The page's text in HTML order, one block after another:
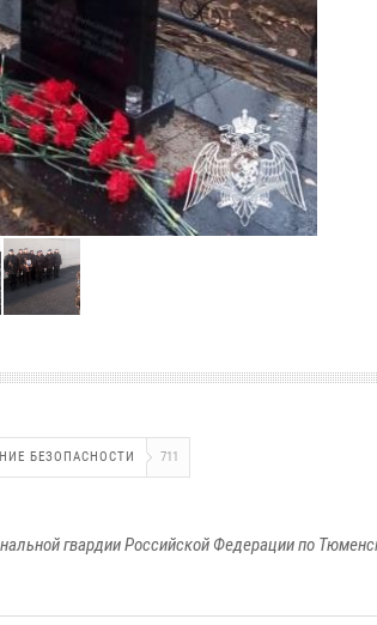
БЕЗОПАСНОСТИ 711
гвардии Российской Федерации по